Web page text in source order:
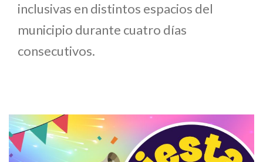
inclusivas en distintos espacios del
municipio durante cuatro días
consecutivos.